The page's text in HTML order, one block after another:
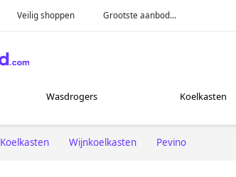
Veilig shoppen Grootste aanbod...
Wasdrogers Koelkasten
Koelkasten Wijnkoelkasten Pevino